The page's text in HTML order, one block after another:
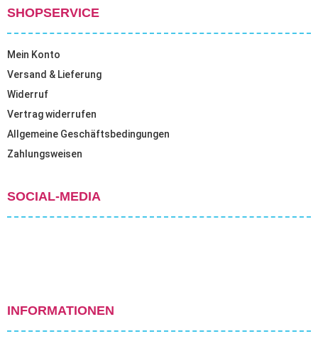
SHOPSERVICE
Mein Konto
Versand & Lieferung
Widerruf
Vertrag widerrufen
Allgemeine Geschäftsbedingungen
Zahlungsweisen
SOCIAL-MEDIA
INFORMATIONEN